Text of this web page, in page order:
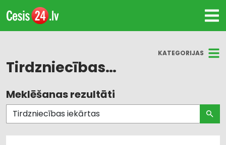
KATEGORIJAS
Tirdzniecības iekārtas
Visas nozares
Mēbeļu tirdzniecība
Meklēšanas rezultāti